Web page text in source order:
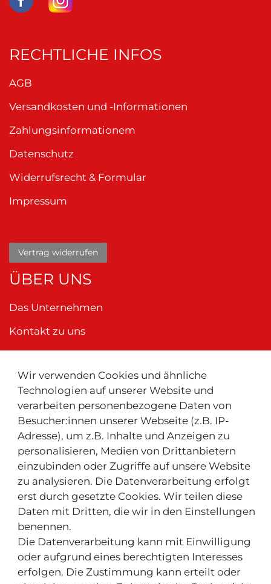
Wir verwenden Cookies und ähnliche
Technologien auf unserer Website und
verarbeiten personenbezogene Daten von
Besucher:innen unserer Webseite (z.B. IP-
Adresse), um z.B. Inhalte und Anzeigen zu
personalisieren, Medien von Drittanbietern
einzubinden oder Zugriffe auf unsere Website
zu analysieren. Die Datenverarbeitung erfolgt
erst durch gesetzte Cookies. Wir teilen diese
Daten mit Dritten, die wir in den Einstellungen
benennen.
Die Datenverarbeitung kann mit Einwilligung
oder aufgrund eines berechtigten Interesses
erfolgen. Die Zustimmung kann erteilt oder
RECHTLICHE INFOS
AGB
Versandkosten und -Informationen
Zahlungsinformationem
Datenschutz
Widerrufsrecht & Formular
Impressum
Vertrag widerrufen
ÜBER UNS
Das Unternehmen
Kontakt zu uns
Neu ! Für Kunden aus der Schweiz:
INFOS & TIPPS
Rücksendeservice/-Informationen
Informationen "MeinEinkauf.ch"